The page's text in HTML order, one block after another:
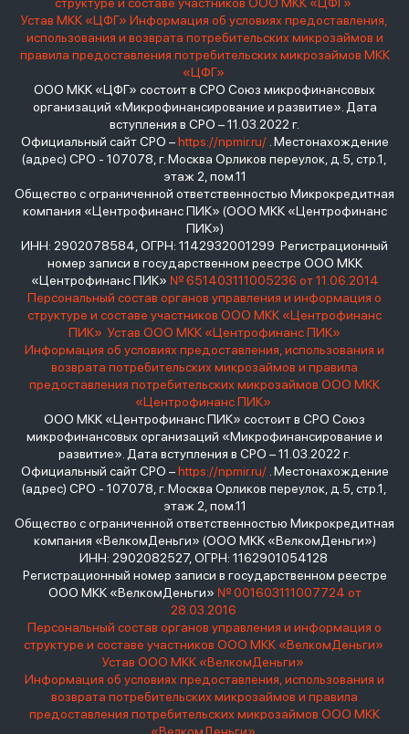
Устав МКК «ЦФГ» Информация об условиях предоставления,
использования и возврата потребительских микрозаймов и
правила предоставления потребительских микрозаймов МКК
«ЦФГ»
ООО МКК «ЦФГ» состоит в СРО Союз микрофинансовых
организаций «Микрофинансирование и развитие». Дата
вступления в СРО – 11.03.2022 г.
Официальный сайт СРО –https://npmir.ru/. Местонахождение
(адрес) СРО - 107078, г. Москва Орликов переулок, д.5, стр.1,
этаж 2, пом.11
Общество с ограниченной ответственностью Микрокредитная
компания «Центрофинанс ПИК» (ООО МКК «Центрофинанс
ПИК»)
ИНН: 2902078584, ОГРН: 1142932001299 Регистрационный
номер записи в государственном реестре ООО МКК
«Центрофинанс ПИК» № 651403111005236 от 11.06.2014
Персональный состав органов управления и информация о
структуре и составе участников ООО МКК «Центрофинанс
ПИК» Устав ООО МКК «Центрофинанс ПИК»
Информация об условиях предоставления, использования и
возврата потребительских микрозаймов и правила
предоставления потребительских микрозаймов ООО МКК
«Центрофинанс ПИК»
ООО МКК «Центрофинанс ПИК» состоит в СРО Союз
микрофинансовых организаций «Микрофинансирование и
развитие». Дата вступления в СРО – 11.03.2022 г.
Официальный сайт СРО –https://npmir.ru/. Местонахождение
(адрес) СРО - 107078, г. Москва Орликов переулок, д.5, стр.1,
этаж 2, пом.11
Общество с ограниченной ответственностью Микрокредитная
компания «ВелкомДеньги» (ООО МКК «ВелкомДеньги»)
ИНН: 2902082527, ОГРН: 1162901054128
Регистрационный номер записи в государственном реестре
ООО МКК «ВелкомДеньги» № 001603111007724 от
28.03.2016
Персональный состав органов управления и информация о
структуре и составе участников ООО МКК «ВелкомДеньги»
Устав ООО МКК «ВелкомДеньги»
Информация об условиях предоставления, использования и
возврата потребительских микрозаймов и правила
предоставления потребительских микрозаймов ООО МКК